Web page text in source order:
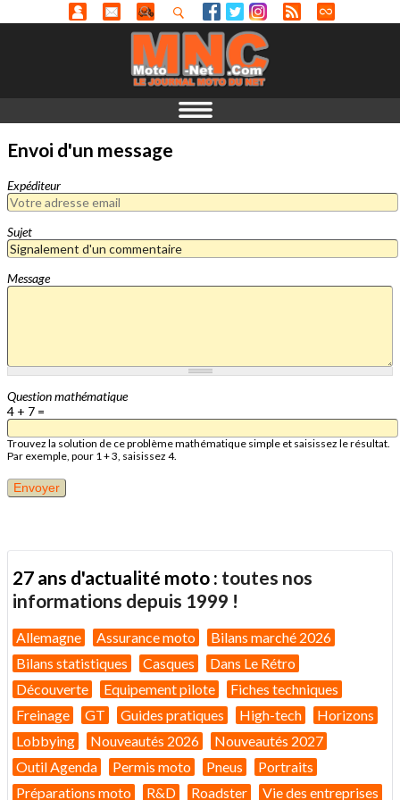
Envoi d'un message
Expéditeur
Sujet
Message
Question mathématique
4 + 7 =
Trouvez la solution de ce problème mathématique simple et saisissez le résultat.
Par exemple, pour 1 + 3, saisissez 4.
27 ans d'actualité moto : toutes nos
informations depuis 1999 !
Allemagne Assurance moto
Bilans marché 2026
Bilans statistiques
Casques
Dans Le Rétro
Découverte
Equipement pilote
Fiches techniques
Freinage
GT Guides pratiques High-tech
Horizons
Lobbying
Nouveautés 2026
Nouveautés 2027
Outil Agenda
Permis moto Pneus
Portraits
Préparations moto
R&D Roadster Vie des entreprises